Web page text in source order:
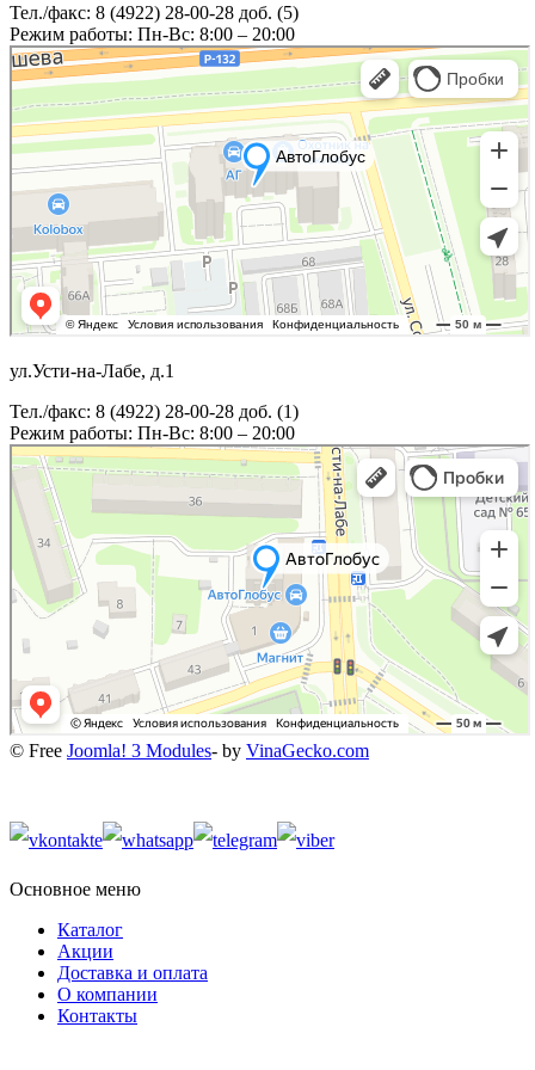
Тел./факс: 8 (4922) 28-00-28 доб. (5)
Режим работы: Пн-Вс: 8:00 – 20:00
ул.Усти-на-Лабе, д.1
Тел./факс: 8 (4922) 28-00-28 доб. (1)
Режим работы: Пн-Вс: 8:00 – 20:00
© Free Joomla! 3 Modules- by VinaGecko.com
Основное меню
Каталог
Акции
Доставка и оплата
О компании
Контакты